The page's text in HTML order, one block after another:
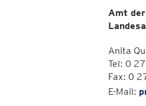
Amt
Anita
Tel: 0
Fax: 0
E-Mail: